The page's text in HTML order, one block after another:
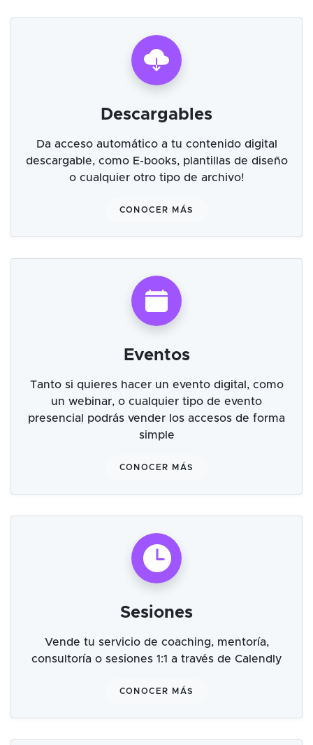
Descargables
Da acceso automático a tu contenido digital
descargable, como E-books, plantillas de diseño
o cualquier otro tipo de archivo!
CONOCER MÁS
Eventos
Tanto si quieres hacer un evento digital, como
un webinar, o cualquier tipo de evento
presencial podrás vender los accesos de forma
simple
CONOCER MÁS
Sesiones
Vende tu servicio de coaching, mentoría,
consultoría o sesiones 1:1 a través de Calendly
CONOCER MÁS